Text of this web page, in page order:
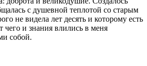
с душевной теплотой со старым
не видела лет десять и которому есть
чего и знания влились в меня
собой.